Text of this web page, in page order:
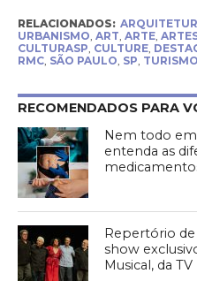
RELACIONADOS:
URBANISMO, ART, ARTE,
CULTURASP, CULTURE,
RMC, SÃO PAULO, SP, TURISMO
RECOMENDADOS PARA
Nem todo
entenda as
Repertório
show
Musical, da TV